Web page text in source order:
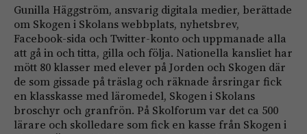
Gunilla Häggström, ansvarig digitala medier, berättade
om Skogen i Skolans webbplats, nyhetsbrev,
Facebook-sida och Twitter-konto och uppmanade alla
att gå in och titta, gilla och följa. Nationella kansliet har
mött 80 klasser med elever på Jorden och Skogen där
de som gissade på träslag och räknade årsringar fick
en klasskasse med läromedel, Skogen i Skolans
broschyr och granfrön. På Skolforum var det ca 500
lärare och skolledare som fick en kasse från Skogen i